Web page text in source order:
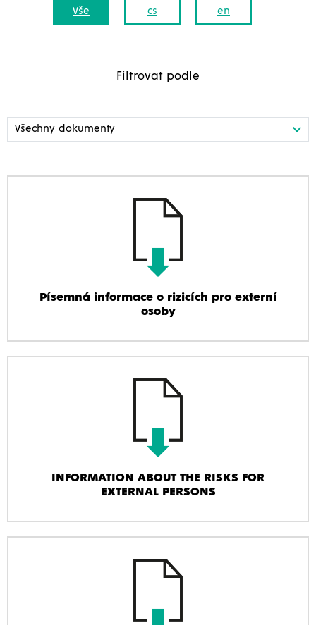
Vše cs en
Filtrovat podle
Písemná informace o rizicích pro externí
osoby
INFORMATION ABOUT THE RISKS FOR
EXTERNAL PERSONS